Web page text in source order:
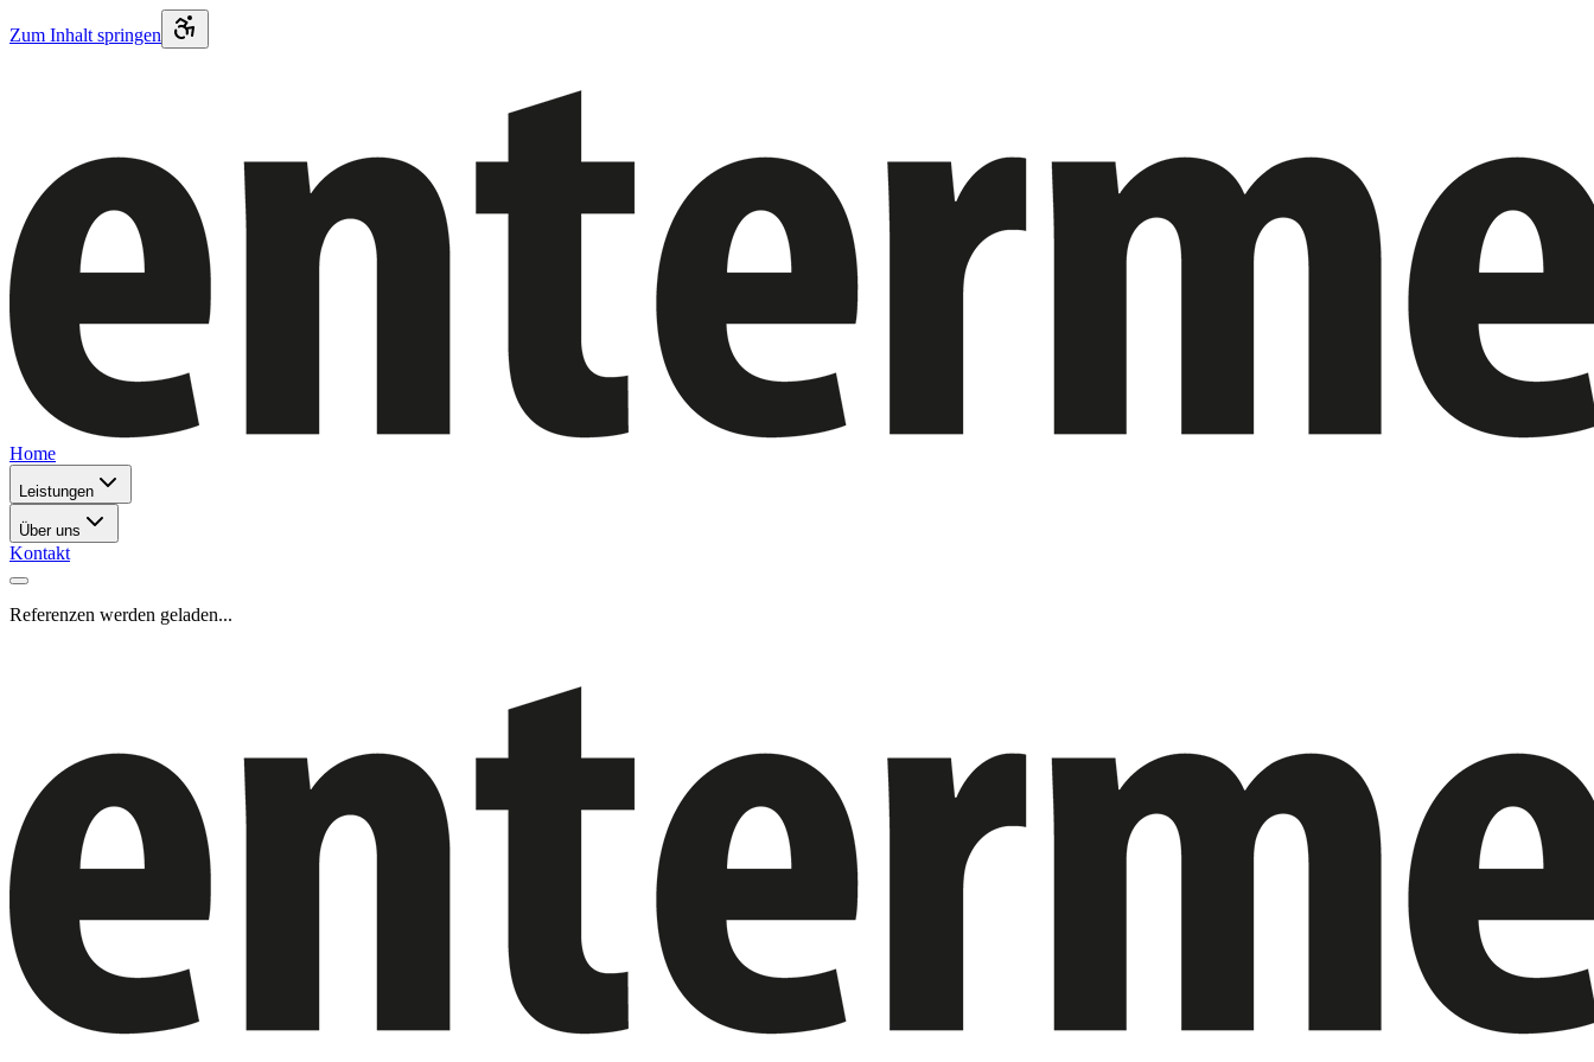
Zum Inhalt springen
Home
Leistungen
Über uns
Kontakt
Referenzen werden geladen...